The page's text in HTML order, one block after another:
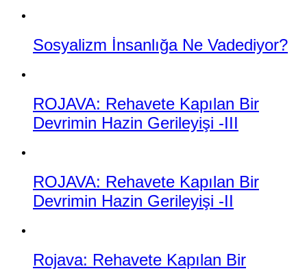
Sosyalizm İnsanlığa Ne Vadediyor?
ROJAVA: Rehavete Kapılan Bir
Devrimin Hazin Gerileyişi -III
ROJAVA: Rehavete Kapılan Bir
Devrimin Hazin Gerileyişi -II
Rojava: Rehavete Kapılan Bir